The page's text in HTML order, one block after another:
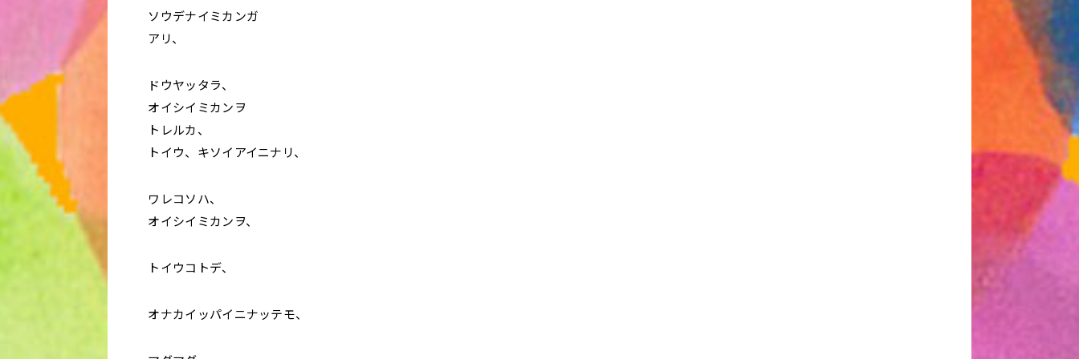
ソウデナイミカンガ
アリ、
ドウヤッタラ、
オイシイミカンヲ
トレルカ、
トイウ、キソイアイニナリ、
ワレコソハ、
オイシイミカンヲ、
トイウコトデ、
オナカイッパイニナッテモ、